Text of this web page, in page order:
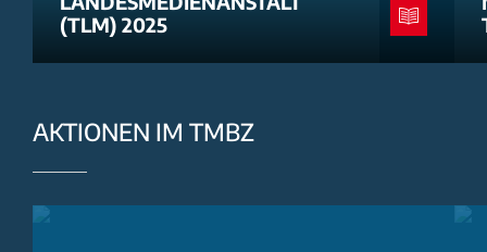
(TLM) 2025
AKTIONEN IM TMBZ